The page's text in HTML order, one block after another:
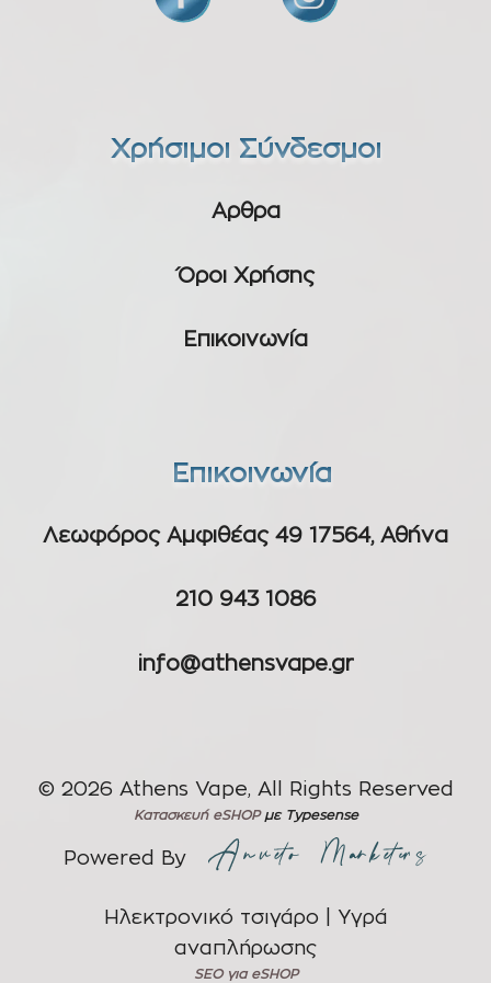
Χρήσιμοι Σύνδεσμοι
Αρθρα
Όροι Χρήσης
Επικοινωνία
Επικοινωνία
Λεωφόρος Αμφιθέας 49 17564, Αθήνα
210 943 1086
info@athensvape.gr
© 2026 Athens Vape, All Rights Reserved
Κατασκευή eSHOPμε Typesense
Powered By
Ηλεκτρονικό τσιγάρο | Υγρά
αναπλήρωσης
SEO για eSHOP